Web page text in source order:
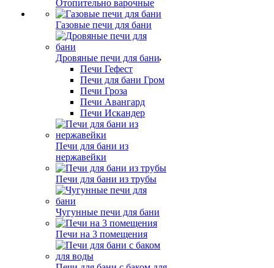
Отопительно варочные
Газовые печи для бани
Дровяные печи для бани
Печи Гефест
Печи для бани Гром
Печи Гроза
Печи Авангард
Печи Искандер
Печи для бани из
нержавейки
Печи для бани из трубы
Чугунные печи для бани
Печи на 3 помещения